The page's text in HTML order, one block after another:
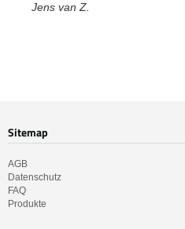
Jens van Z.
Sitemap
AGB
Datenschutz
FAQ
Produkte